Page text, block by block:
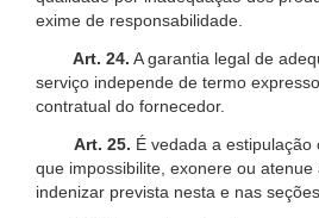
exime de responsabilidade.
Art. 24. A garantia legal de
serviço independe de termo
contratual do fornecedor.
Art. 25. É vedada a
que impossibilite, exonere ou atenue
indenizar prevista nesta e nas